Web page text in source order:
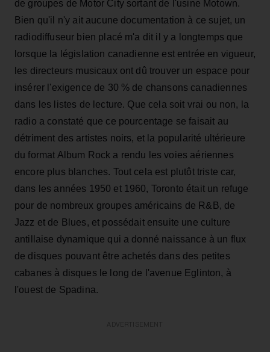
de groupes de Motor City sortant de l'usine Motown.
Bien qu'il n'y ait aucune documentation à ce sujet, un
radiodiffuseur bien placé m'a dit il y a longtemps que
lorsque la législation canadienne est entrée en vigueur,
les directeurs musicaux ont dû trouver un espace pour
insérer l'exigence de 30 % de chansons canadiennes
dans les listes de lecture. Que cela soit vrai ou non, la
radio a constaté que ce pourcentage se faisait au
détriment des artistes noirs, et la popularité ultérieure
du format Album Rock a rendu les voies aériennes
encore plus blanches. Tout cela est plutôt triste car,
dans les années 1950 et 1960, Toronto était un refuge
pour de nombreux groupes américains de R&B, de
Jazz et de Blues, et possédait ensuite une culture
antillaise dynamique qui a donné naissance à un flux
de disques pouvant être achetés dans des petites
cabanes à disques le long de l'avenue Eglinton, à
l'ouest de Spadina.